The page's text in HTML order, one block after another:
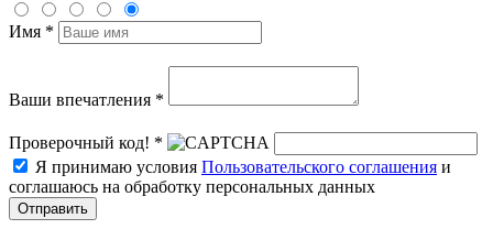
Имя *
Ваши впечатления *
Проверочный код! *
Я принимаю условия Пользовательского соглашения и
соглашаюсь на обработку персональных данных
Отправить